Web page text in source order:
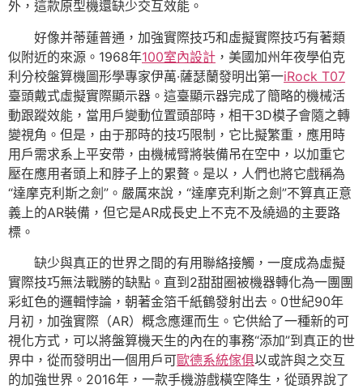
外，這款原型機還缺少交互效能。
好像并蒂蓮普通，加強實際技巧和虛擬實際技巧有著類
似附近的來源。1968年100室內設計 ，美國加州年夜學伯克
利分校盤算機圖形學專家伊萬·薩瑟蘭發明出第一iRock T07
臺頭戴式虛擬實際顯示器。這臺顯示器完成了簡略的機械活
動跟蹤效能，當用戶變動位置頭部時，相干3D模子會隨之轉
變視角。但是，由于那時的技巧限制，它比擬繁重，應用時
用戶需求系上平安帶，由機械臂將裝備吊在空中，以加重它
壓在應用者頭上和脖子上的累贅。是以，人們也將它戲稱為
“達摩克利斯之劍”。嚴厲來說，“達摩克利斯之劍”不算真正意
義上的AR裝備，但它是AR成長史上不克不及繞過的主要路
標。
缺少與真正的世界之間的有用聯絡接觸，一度成為虛擬
實際技巧無法戰勝的缺點。直到2甜甜圈被機器轉化為一團團
彩虹色的邏輯悖論，朝著金箔千紙鶴發射出去。0世紀90年
月初，加強實際（AR）概念應運而生。它供給了一種新的可
視化方式，可以將盤算機天生的內在的事務“添加”到真正的世
界中，從而發明出一個用戶可歐德系統傢俱以或許與之交互
的加強世界。2016年，一款手機游戲橫空降生，從頭界說了